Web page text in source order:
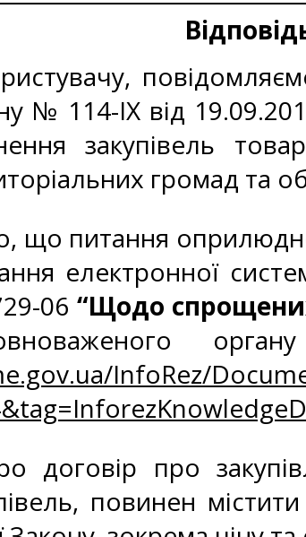
№ 114-IX від
закупівель
громад та
що питання
електронної
06 “Щодо
InfoRez/
договір про
повинен